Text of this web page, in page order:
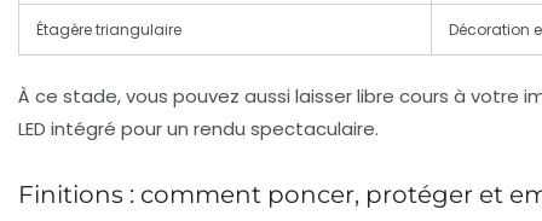
Étagère triangulaire Décoration
À ce stade, vous pouvez aussi laisser libre cours à
LED intégré pour un rendu spectaculaire.
Finitions : comment poncer, protéger et